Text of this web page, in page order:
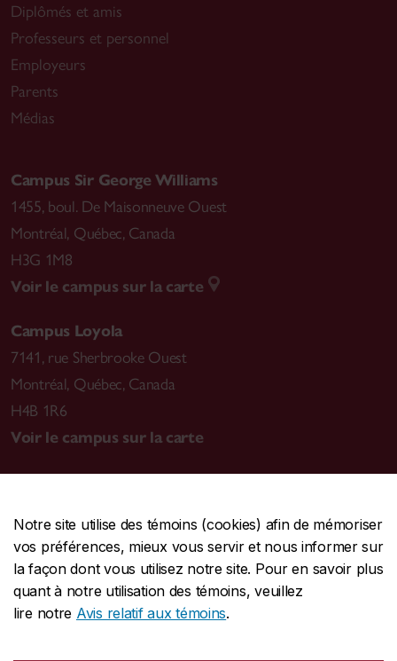
Notre site utilise des témoins (cookies) afin de mémoriser
vos préférences, mieux vous servir et nous informer sur
la façon dont vous utilisez notre site. Pour en savoir plus
quant à notre utilisation des témoins, veuillez
lire notre Avis relatif aux témoins.
Diplômés et amis
Professeurs et personnel
Employeurs
Parents
Médias
Campus Sir George Williams
1455, boul. De Maisonneuve Ouest
Montréal, Québec, Canada
H3G 1M8
Voir le campus sur la carte
Campus Loyola
7141, rue Sherbrooke Ouest
Montréal, Québec, Canada
H4B 1R6
Voir le campus sur la carte
CENTRALE514-848-2424
URGENCE514-848-3717
Protection et prévention | Accessibilité | Confidentialité
Conditions d'utilisation |